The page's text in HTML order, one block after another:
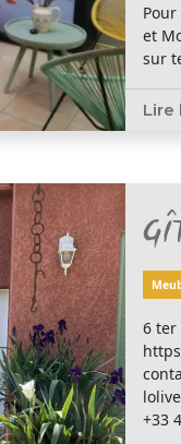
Pour
et
sur
Lire
6 ter
+33